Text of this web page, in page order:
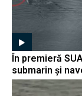
În premieră
submarin și